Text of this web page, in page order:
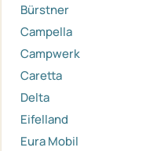
Bürstner
Campella
Campwerk
Caretta
Delta
Eifelland
Eura Mobil